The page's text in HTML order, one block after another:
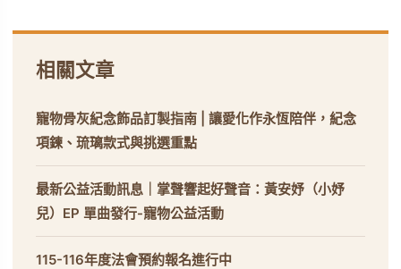
相關文章
寵物骨灰紀念飾品訂製指南 | 讓愛化作永恆陪伴，紀念
項鍊、琉璃款式與挑選重點
最新公益活動訊息｜掌聲響起好聲音：黃安妤（小妤
兒）EP 單曲發行-寵物公益活動
115-116年度法會預約報名進行中